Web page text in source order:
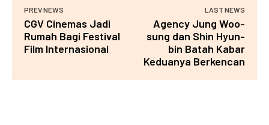
PREV NEWS
CGV Cinemas Jadi
Rumah Bagi Festival
Film Internasional
LAST NEWS
Agency Jung Woo-
sung dan Shin Hyun-
bin Batah Kabar
Keduanya Berkencan